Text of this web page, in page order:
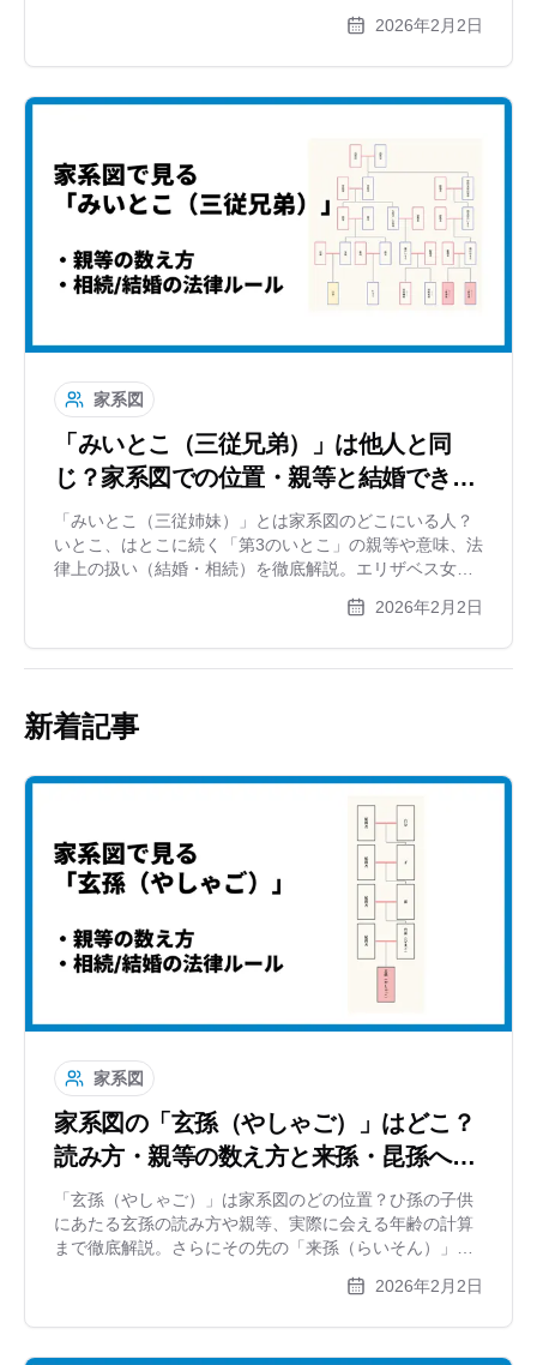
解説。複雑になりがちな家系図をスッキリ整理する方法
2026年2月2日
家系図
「みいとこ（三従兄弟）」は他人と同
じ？家系図での位置・親等と結婚できる
か解説
「みいとこ（三従姉妹）」とは家系図のどこにいる人？
いとこ、はとこに続く「第3のいとこ」の親等や意味、法
律上の扱い（結婚・相続）を徹底解説。エリザベス女王
遠縁を家系図で楽しむ方法をご紹介します。2026年2月2日
新着記事
家系図
家系図の「玄孫（やしゃご）」はどこ？
読み方・親等の数え方と来孫・昆孫への
続き方
「玄孫（やしゃご）」は家系図のどの位置？ひ孫の子供
にあたる玄孫の読み方や親等、実際に会える年齢の計算
まで徹底解説。さらにその先の「来孫（らいそん）」
名一覧と、縦に長くなる家系図の書き方をご紹介しま
2026年2月2日